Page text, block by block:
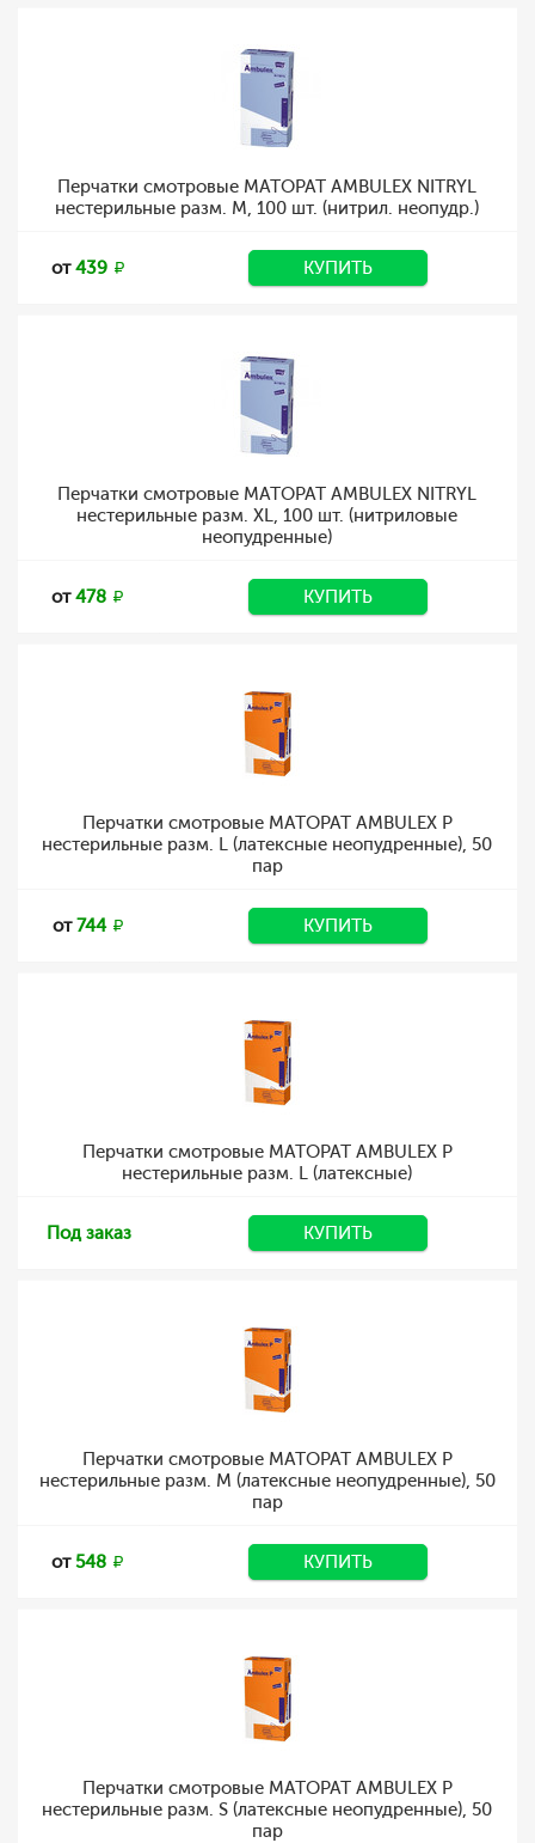
Перчатки смотровые MATOPAT AMBULEX NITRYL
нестерильные разм. M, 100 шт. (нитрил. неопудр.)
от439 КУПИТЬ
Перчатки смотровые MATOPAT AMBULEX NITRYL
нестерильные разм. XL, 100 шт. (нитриловые
неопудренные)
от478 КУПИТЬ
Перчатки смотровые MATOPAT AMBULEX P
нестерильные разм. L (латексные неопудренные), 50
пар
от744 КУПИТЬ
Перчатки смотровые MATOPAT AMBULEX P
нестерильные разм. L (латексные)
Под заказ КУПИТЬ
Перчатки смотровые MATOPAT AMBULEX P
нестерильные разм. M (латексные неопудренные), 50
пар
от548 КУПИТЬ
Перчатки смотровые MATOPAT AMBULEX P
нестерильные разм. S (латексные неопудренные), 50
пар